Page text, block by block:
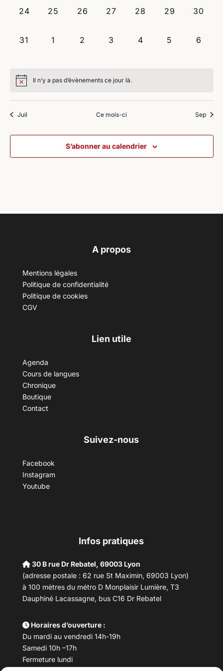
0
24
0
25
0
26
0
27
0
28
0
29
0
30
0
31
0
1
0
2
0
3
0
4
0
5
0
6
Il n’y a pas d’évènements ce jour là.
Juil Ce mois-ci Sep
S’abonner au calendrier
A propos
Mentions légales
Politique de confidentialité
Politique de cookies
CGV
Lien utile
Agenda
Cours de langues
Chronique
Boutique
Contact
Suivez-nous
Facebook
Instagram
Youtube
Infos pratiques
30 B rue Dr Rebatel, 69003 Lyon
(adresse postale : 62 rue St Maximin, 69003 Lyon)
à 100 mètres du métro D Monplaisir Lumière, T3
Dauphiné Lacassagne, bus C16 Dr Rebatel
Horaires d’ouverture :
Du mardi au vendredi 14h-19h
Samedi 10h –17h
Fermeture lundi